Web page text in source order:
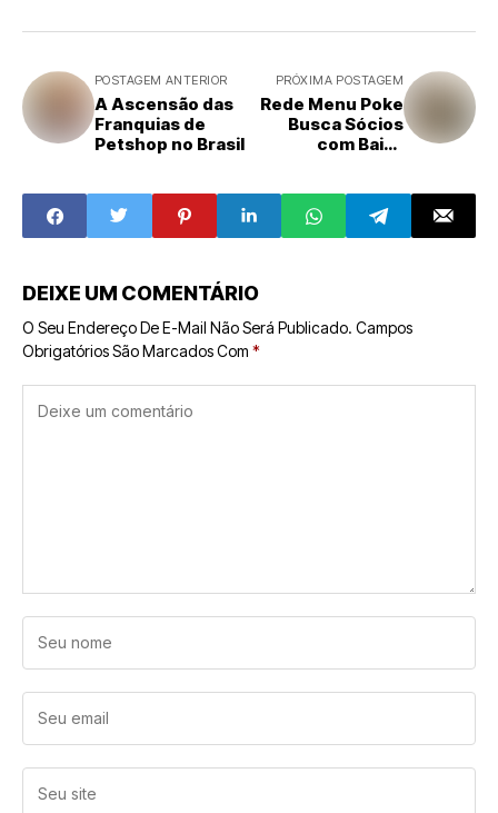
POSTAGEM ANTERIOR
A Ascensão das
Franquias de
Petshop no Brasil
PRÓXIMA POSTAGEM
Rede Menu Poke
Busca Sócios
com Baixo
para Unidades
Próprias
DEIXE UM COMENTÁRIO
O Seu Endereço De E-Mail Não Será Publicado. Campos
Obrigatórios São Marcados Com *